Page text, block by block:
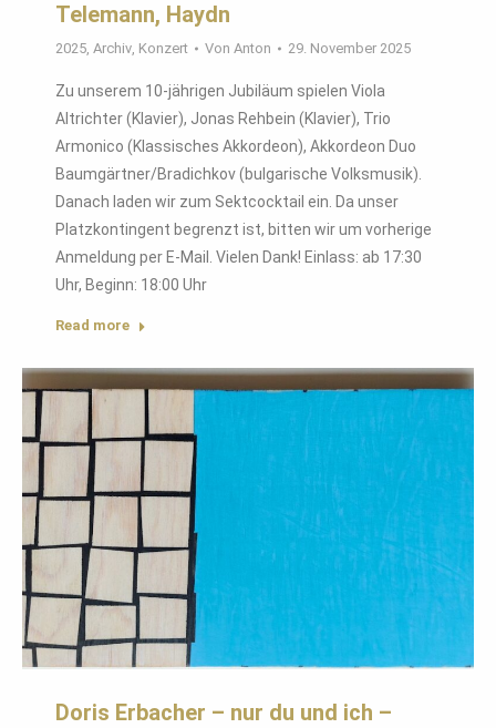
Telemann, Haydn
2025, Archiv, Konzert Von Anton 29. November 2025
Zu unserem 10-jährigen Jubiläum spielen Viola
Altrichter (Klavier), Jonas Rehbein (Klavier), Trio
Armonico (Klassisches Akkordeon), Akkordeon Duo
Baumgärtner/Bradichkov (bulgarische Volksmusik).
Danach laden wir zum Sektcocktail ein. Da unser
Platzkontingent begrenzt ist, bitten wir um vorherige
Anmeldung per E-Mail. Vielen Dank! Einlass: ab 17:30
Uhr, Beginn: 18:00 Uhr
Read more
Doris Erbacher – nur du und ich –